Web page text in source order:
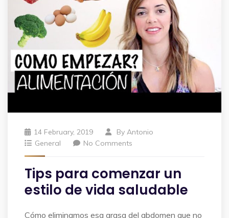
14 February, 2019 By Antonio
General
No Comments
Tips para comenzar un
estilo de vida saludable
Cómo eliminamos esa grasa del abdomen que no